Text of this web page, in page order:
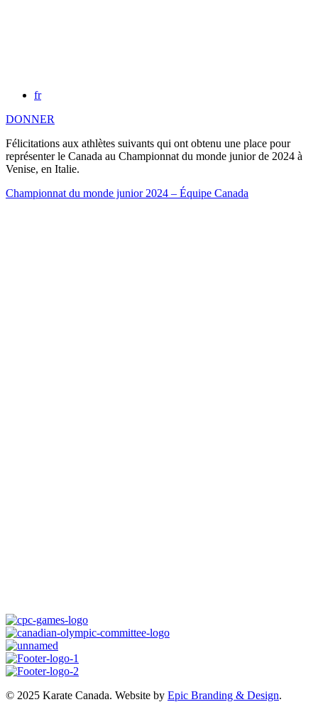
fr
DONNER
Félicitations aux athlètes suivants qui ont obtenu une place pour
représenter le Canada au Championnat du monde junior de 2024 à
Venise, en Italie.
Championnat du monde junior 2024 – Équipe Canada
© 2025 Karate Canada. Website by Epic Branding & Design.